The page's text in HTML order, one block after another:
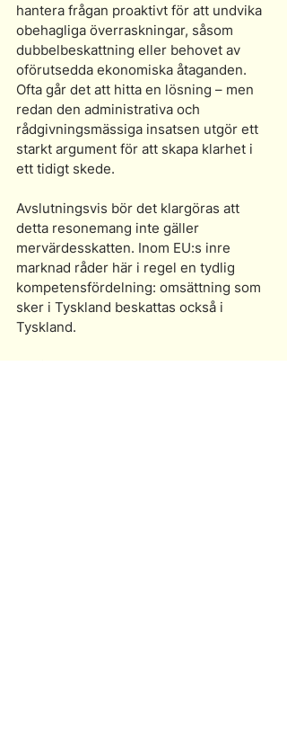
hantera frågan proaktivt för att undvika
obehagliga överraskningar, såsom
dubbelbeskattning eller behovet av
oförutsedda ekonomiska åtaganden.
Ofta går det att hitta en lösning – men
redan den administrativa och
rådgivningsmässiga insatsen utgör ett
starkt argument för att skapa klarhet i
ett tidigt skede.
Avslutningsvis bör det klargöras att
detta resonemang inte gäller
mervärdesskatten. Inom EU:s inre
marknad råder här i regel en tydlig
kompetensfördelning: omsättning som
sker i Tyskland beskattas också i
Tyskland.
Prof. Dr. Andreas Katzer